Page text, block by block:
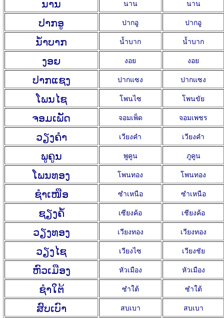
นาน นาน
ປາກອູ ปากอู ปากอู
ນ້ຳບາກ น้ำบาก น้ำบาก
ງອຍ งอย งอย
ປາກແຊງ ปากแซง ปากแซง
ໂພນໄຊ โพนไซ โพนขัย
ຈອມເພັດ จอมเพ็ด จอมเพชร
ວຽງຄຳ เวียงคำ เวียงคำ
ພູຄູນ พูคูน ภูคูน
ໂພນທອງ โพนทอง โพนทอง
ຊຳເໜືອ ซำเหนือ ซำเหนือ
ຊຽງຄໍ້ เซียงค้อ เชียงค้อ
ວຽງທອງ เวียงทอง เวียงทอง
ວຽງໄຊ เวียงไซ เวียงชัย
ຫົວເມືອງ หัวเมือง หัวเมือง
ຊຳໃຕ້ ซำใต้ ซำใต้
ສົບເບົາ สบเบา สบเบา